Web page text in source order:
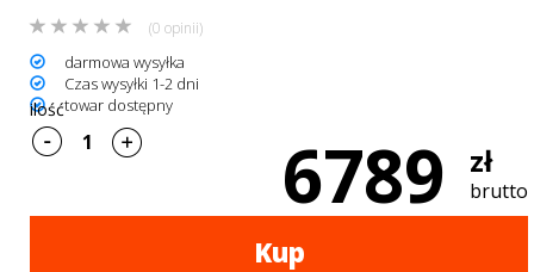
SPORTOWE
Turystyka
Przyczepy
samochodowe
(0 opinii)
darmowa wysyłka
Czas wysyłki 1-2 dni
towar dostępny
6789 zł
brutto
ilość
Kup